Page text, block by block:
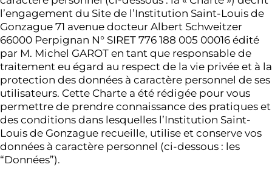
l’engagement du Site de l’Institution Saint-Louis de
Gonzague 71 avenue docteur Albert Schweitzer
66000 Perpignan N° SIRET 776 188 005 00016 édité
par M. Michel GAROT en tant que responsable de
traitement eu égard au respect de la vie privée et à la
protection des données à caractère personnel de ses
utilisateurs. Cette Charte a été rédigée pour vous
permettre de prendre connaissance des pratiques et
des conditions dans lesquelles l’Institution Saint-
Louis de Gonzague recueille, utilise et conserve vos
données à caractère personnel (ci-dessous : les
“Données”).